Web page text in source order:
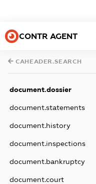
CONTR AGENT
CAHEADER.SEARCH
document.dossier
document.statements
document.history
document.inspections
document.bankruptcy
document.court